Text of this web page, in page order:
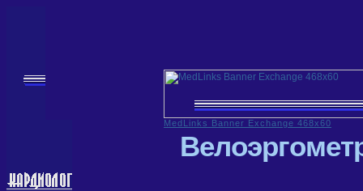
MedLinks Banner Exchange 468x60